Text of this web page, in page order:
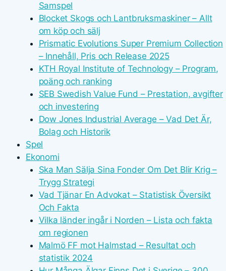
Samspel
Blocket Skogs och Lantbruksmaskiner – Allt
om köp och sälj
Prismatic Evolutions Super Premium Collection
– Innehåll, Pris och Release 2025
KTH Royal Institute of Technology – Program,
poäng och ranking
SEB Swedish Value Fund – Prestation, avgifter
och investering
Dow Jones Industrial Average – Vad Det Är,
Bolag och Historik
Spel
Ekonomi
Ska Man Sälja Sina Fonder Om Det Blir Krig –
Trygg Strategi
Vad Tjänar En Advokat – Statistisk Översikt
Och Fakta
Vilka länder ingår i Norden – Lista och fakta
om regionen
Malmö FF mot Halmstad – Resultat och
statistik 2024